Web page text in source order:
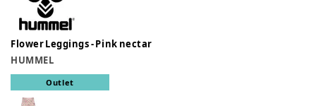
Flower Leggings - Pink nectar
HUMMEL
Outlet